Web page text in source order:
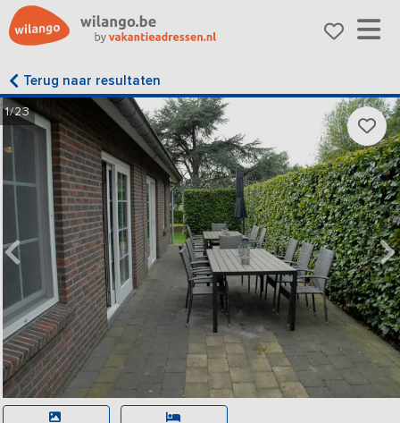
Terug naar resultaten
1/23